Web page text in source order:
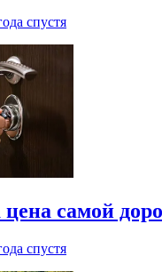
спустя
самой
спустя